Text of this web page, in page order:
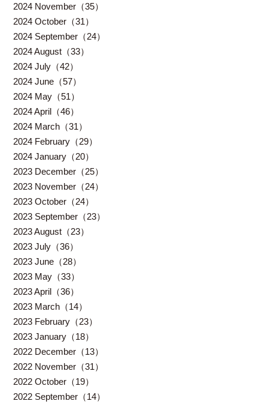
2024 November（35）
2024 October（31）
2024 September（24）
2024 August（33）
2024 July（42）
2024 June（57）
2024 May（51）
2024 April（46）
2024 March（31）
2024 February（29）
2024 January（20）
2023 December（25）
2023 November（24）
2023 October（24）
2023 September（23）
2023 August（23）
2023 July（36）
2023 June（28）
2023 May（33）
2023 April（36）
2023 March（14）
2023 February（23）
2023 January（18）
2022 December（13）
2022 November（31）
2022 October（19）
2022 September（14）